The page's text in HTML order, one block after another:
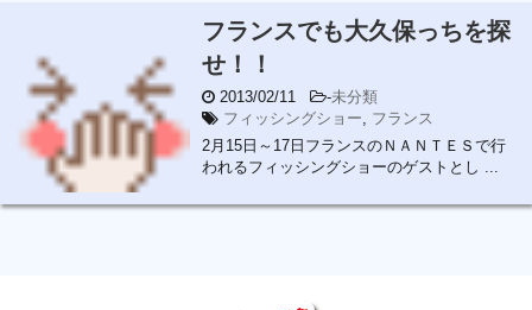
フランスでも大久保っちを探
せ！！
2013/02/11 -未分類
フィッシングショー
フランス
2月15日～17日フランスのＮＡＮＴＥＳで行
われるフィッシングショーのゲストとし ...